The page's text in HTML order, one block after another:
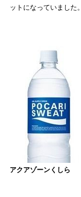
ットになっていました。
アクアゾーンくしら